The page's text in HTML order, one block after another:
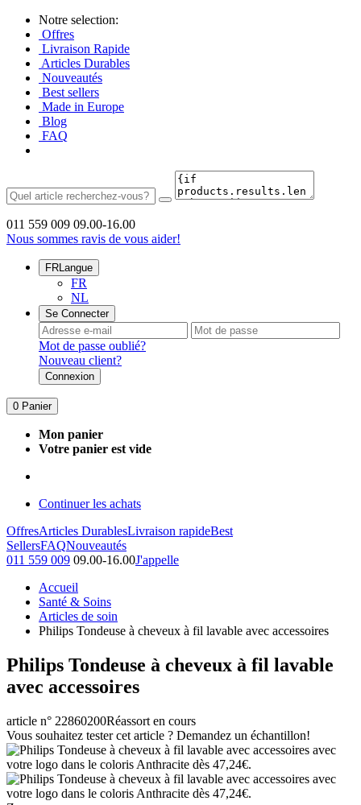
Notre selection:
Offres
Livraison Rapide
Articles Durables
Nouveautés
Best sellers
Made in Europe
Blog
FAQ
011 559 009 09.00-16.00
Nous sommes ravis de vous aider!
FRLangue
FR
NL
Se Connecter
Mot de passe oublié?
Nouveau client?
Connexion
0 Panier
Mon panier
Votre panier est vide
Continuer les achats
OffresArticles DurablesLivraison rapideBest
SellersFAQNouveautés
011 559 009 09.00-16.00J'appelle
Accueil
Santé & Soins
Articles de soin
Philips Tondeuse à cheveux à fil lavable avec accessoires
Philips Tondeuse à cheveux à fil lavable
avec accessoires
article n° 22860200Réassort en cours
Vous souhaitez tester cet article ? Demandez un échantillon!